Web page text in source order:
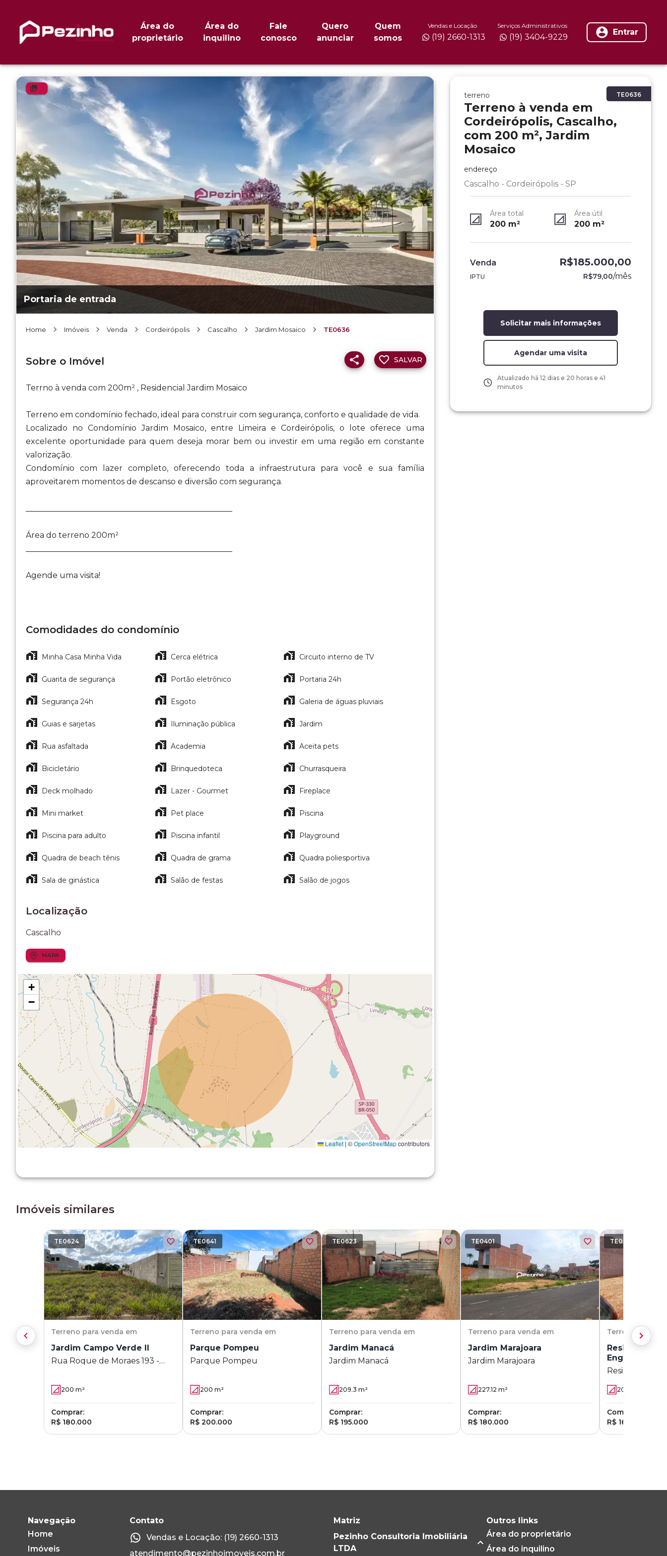
Área do
proprietário
Área do
inquilino
Fale
conosco
Quero
anunciar
Quem
somos
Vendas e Locação
(19) 2660-1313
Serviços Administrativos
(19) 3404-9229 Entrar
Portaria de entrada
Home Imóveis Venda Cordeirópolis Cascalho Jardim Mosaico TE0636
Sobre o Imóvel
Terrno à venda com 200m² , Residencial Jardim Mosaico
Terreno em condomínio fechado, ideal para construir com segurança, conforto e qualidade de vida.
Localizado no Condomínio Jardim Mosaico, entre Limeira e Cordeirópolis, o lote oferece uma
excelente oportunidade para quem deseja morar bem ou investir em uma região em constante
valorização.
Condomínio com lazer completo, oferecendo toda a infraestrutura para você e sua família
aproveitarem momentos de descanso e diversão com segurança.
Área do terreno 200m²
Agende uma visita!
SALVAR
Comodidades do condomínio
Minha Casa Minha Vida Cerca elétrica Circuito interno de TV
Guarita de segurança Portão eletrônico Portaria 24h
Segurança 24h Esgoto Galeria de águas pluviais
Guias e sarjetas Iluminação pública Jardim
Rua asfaltada Academia Aceita pets
Bicicletário Brinquedoteca Churrasqueira
Deck molhado Lazer - Gourmet Fireplace
Mini market Pet place Piscina
Piscina para adulto Piscina infantil Playground
Quadra de beach tênis Quadra de grama Quadra poliesportiva
Sala de ginástica Salão de festas Salão de jogos
Localização
Cascalho
MAPA
+
−
Leaflet | ©OpenStreetMapcontributors
TE0636
terreno
Terreno à venda em
Cordeirópolis, Cascalho,
com 200 m², Jardim
Mosaico
endereço
Cascalho - Cordeirópolis - SP
Área total
200m²
Área útil
200 m²
Venda R$185.000,00
IPTU R$79,00/mês
Solicitar mais informações
Agendar uma visita
Atualizado há 12 dias e 20 horas e 41
minutos
Imóveis similares
TE0624
Terreno para venda em
Jardim Campo Verde II
Rua Roque de Moraes 193 -
Limeira - SP
200 m²
Comprar:
R$ 180.000
TE0641
Terreno para venda em
Parque Pompeu
Parque Pompeu
200 m²
Comprar:
R$ 200.000
TE0623
Terreno para venda em
Jardim Manacá
Jardim Manacá
209.3 m²
Comprar:
R$ 195.000
TE0401
Terreno para venda em
Jardim Marajoara
Jardim Marajoara
227.12 m²
Comprar:
R$ 180.000
TE0605
Terreno para
Residencial
Engenho I
Residencial
200
Comprar:
R$ 169.000
Navegação
Home
Imóveis
Contato
Vendas e Locação: (19) 2660-1313
atendimento@pezinhoimoveis.com.br
Matriz
Pezinho Consultoria Imobiliária
LTDA
Outros links
Área do proprietário
Área do inquilino